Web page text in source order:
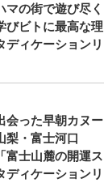
マの街で遊び尽く
びビトに最高な理
ディケーションリ
会った早朝カヌー
梨・富士河口
富士山麓の開運ス
ディケーションリ